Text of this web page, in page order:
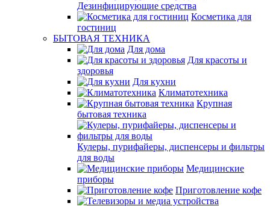
Дезинфицирующие средства
Косметика для
гостиниц
БЫТОВАЯ ТЕХНИКА
Для дома
Для красоты и
здоровья
Для кухни
Климатотехника
Крупная
бытовая техника
Кулеры, пурифайеры, диспенсеры и фильтры
для воды
Медицинские
приборы
Приготовление кофе